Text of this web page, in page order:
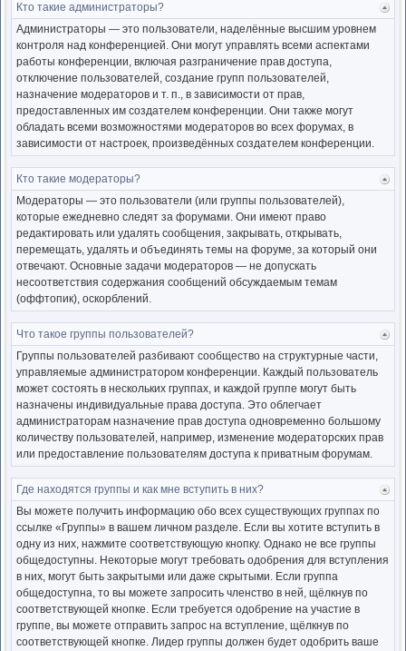
Кто такие администраторы?
Администраторы — это пользователи, наделённые высшим уровнем
контроля над конференцией. Они могут управлять всеми аспектами
работы конференции, включая разграничение прав доступа,
отключение пользователей, создание групп пользователей,
назначение модераторов и т. п., в зависимости от прав,
предоставленных им создателем конференции. Они также могут
обладать всеми возможностями модераторов во всех форумах, в
зависимости от настроек, произведённых создателем конференции.
Кто такие модераторы?
Модераторы — это пользователи (или группы пользователей),
которые ежедневно следят за форумами. Они имеют право
редактировать или удалять сообщения, закрывать, открывать,
перемещать, удалять и объединять темы на форуме, за который они
отвечают. Основные задачи модераторов — не допускать
несоответствия содержания сообщений обсуждаемым темам
(оффтопик), оскорблений.
Что такое группы пользователей?
Группы пользователей разбивают сообщество на структурные части,
управляемые администратором конференции. Каждый пользователь
может состоять в нескольких группах, и каждой группе могут быть
назначены индивидуальные права доступа. Это облегчает
администраторам назначение прав доступа одновременно большому
количеству пользователей, например, изменение модераторских прав
или предоставление пользователям доступа к приватным форумам.
Где находятся группы и как мне вступить в них?
Вы можете получить информацию обо всех существующих группах по
ссылке «Группы» в вашем личном разделе. Если вы хотите вступить в
одну из них, нажмите соответствующую кнопку. Однако не все группы
общедоступны. Некоторые могут требовать одобрения для вступления
в них, могут быть закрытыми или даже скрытыми. Если группа
общедоступна, то вы можете запросить членство в ней, щёлкнув по
соответствующей кнопке. Если требуется одобрение на участие в
группе, вы можете отправить запрос на вступление, щёлкнув по
соответствующей кнопке. Лидер группы должен будет одобрить ваше